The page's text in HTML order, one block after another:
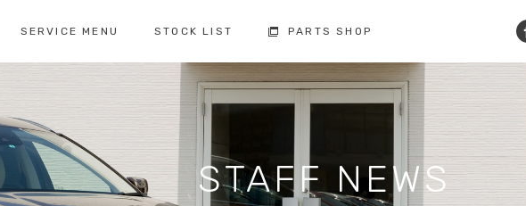
コクスンについて フィロソフィー 人と環境への配慮
SERVICE MENU
車検のご案内 修理・点検・メンテナンス 板金塗装
STOCK LIST PARTS SHOP
7071
コクスン土浦
029-846-0727
STAFF NEWS